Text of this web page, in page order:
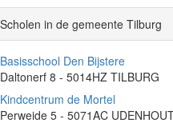
Scholen in de gemeente Tilburg
Basisschool Den Bijstere
Daltonerf 8 - 5014HZ TILBURG
Kindcentrum de Mortel
Perweide 5 - 5071AC